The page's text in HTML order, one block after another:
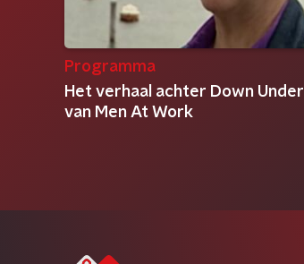
Programma
Het verhaal achter Down Under
van Men At Work